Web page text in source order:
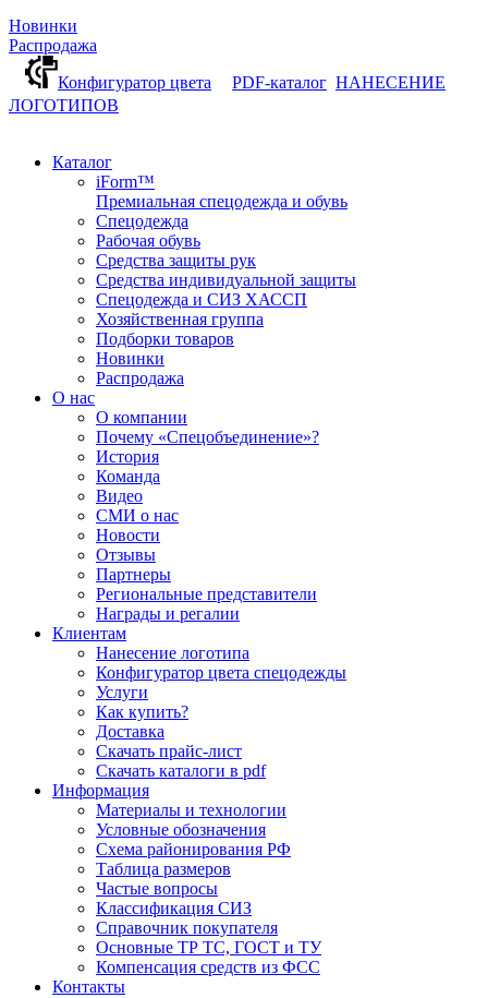
Новинки
Распродажа
Конфигуратор цвета
PDF-каталог НАНЕСЕНИЕ
ЛОГОТИПОВ
Каталог
iForm™
Премиальная спецодежда и обувь
Спецодежда
Рабочая обувь
Средства защиты рук
Средства индивидуальной защиты
Спецодежда и СИЗ ХАССП
Хозяйственная группа
Подборки товаров
Новинки
Распродажа
О нас
О компании
Почему «Спецобъединение»?
История
Команда
Видео
СМИ о нас
Новости
Отзывы
Партнеры
Региональные представители
Награды и регалии
Клиентам
Нанесение логотипа
Конфигуратор цвета спецодежды
Услуги
Как купить?
Доставка
Скачать прайс-лист
Скачать каталоги в pdf
Информация
Материалы и технологии
Условные обозначения
Схема районирования РФ
Таблица размеров
Частые вопросы
Классификация СИЗ
Справочник покупателя
Основные ТР ТС, ГОСТ и ТУ
Компенсация средств из ФСС
Контакты